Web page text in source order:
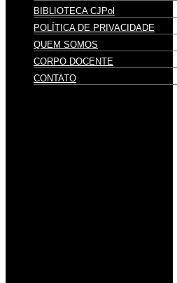
BIBLIOTECA CJPol
POLÍTICA DE PRIVACIDADE
QUEM SOMOS
CORPO DOCENTE
CONTATO